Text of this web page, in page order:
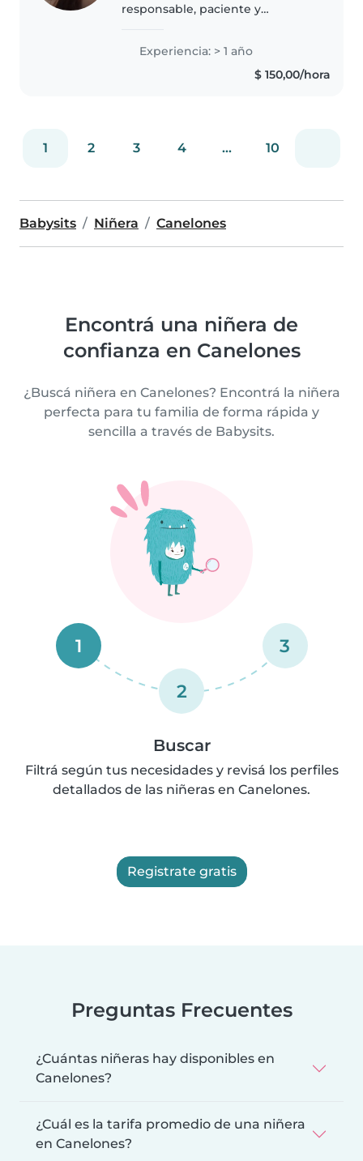
responsable, paciente y
edad preescolar y escolar. Tengo
un año de experiencia en el
cuidado de niños y me encanta
Experiencia: > 1 año
$ 150,00/hora
1 2 3 4 ... 10
Babysits Niñera Canelones
Encontrá una niñera de
confianza en Canelones
¿Buscá niñera en Canelones? Encontrá la niñera
perfecta para tu familia de forma rápida y
sencilla a través de Babysits.
1
2
3
Buscar
Filtrá según tus necesidades y revisá los perfiles
detallados de las niñeras en Canelones.
Registrate gratis
Preguntas Frecuentes
¿Cuántas niñeras hay disponibles en
Canelones?
¿Cuál es la tarifa promedio de una niñera
en Canelones?